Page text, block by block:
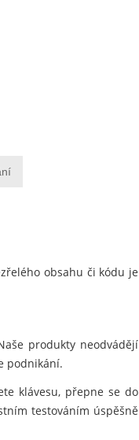
obsahu či kódu je
produkty neodvádějí
podnikání.
klávesu, přepne se do
testováním úspěšně